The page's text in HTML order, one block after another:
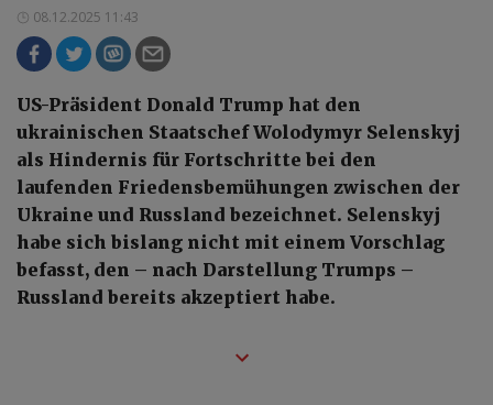
08.12.2025 11:43
US-Präsident Donald Trump hat den
ukrainischen Staatschef Wolodymyr Selenskyj
als Hindernis für Fortschritte bei den
laufenden Friedensbemühungen zwischen der
Ukraine und Russland bezeichnet. Selenskyj
habe sich bislang nicht mit einem Vorschlag
befasst, den – nach Darstellung Trumps –
Russland bereits akzeptiert habe.